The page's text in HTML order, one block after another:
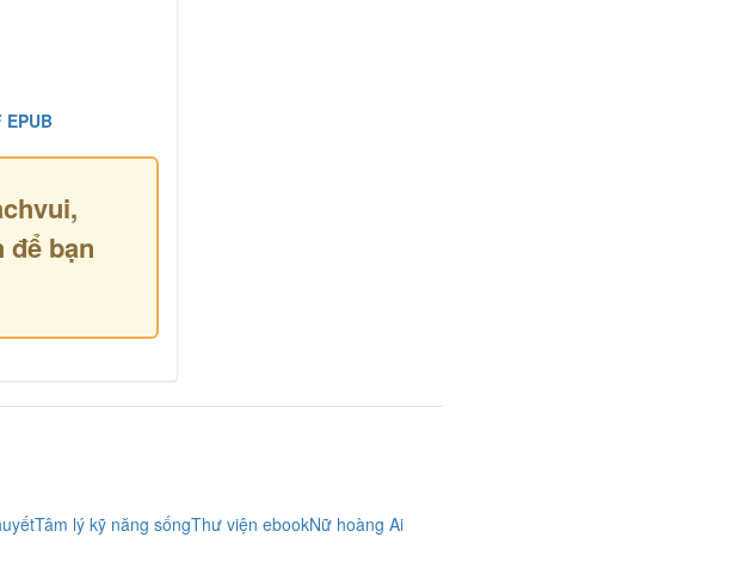
bạn
Tâm lý kỹ năng sốngThư viện ebookNữ hoàng Ai